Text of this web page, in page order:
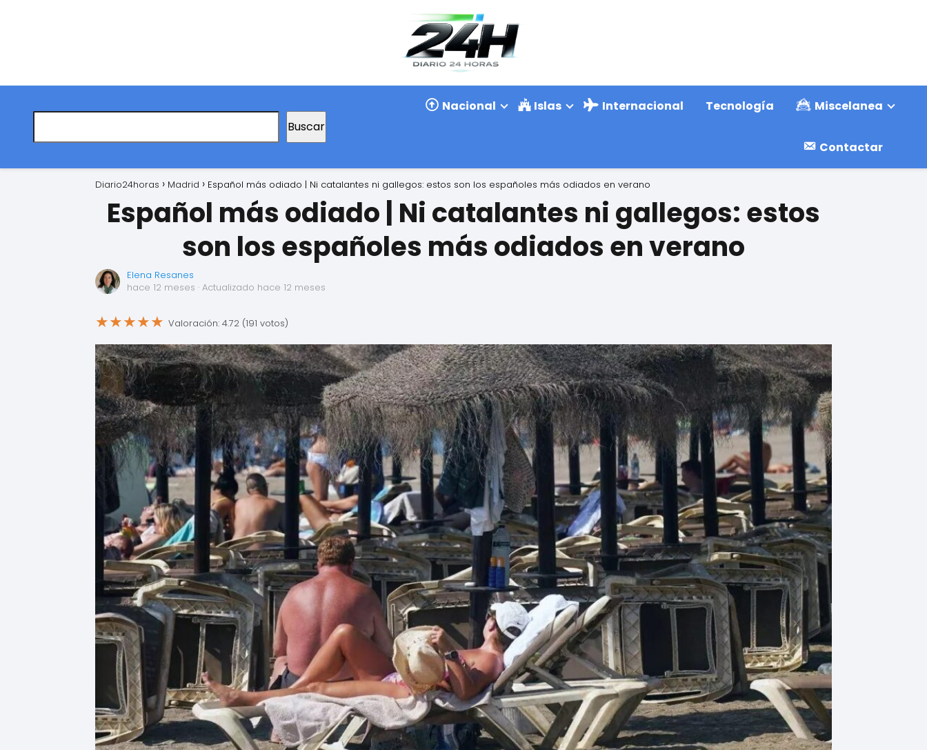
Buscar
Nacional Islas Internacional Tecnología Miscelanea
Contactar
Diario24horas Madrid Español más odiado | Ni catalantes ni gallegos: estos son los españoles más odiados en verano
Español más odiado | Ni catalantes ni gallegos: estos
son los españoles más odiados en verano
Elena Resanes
hace 12 meses · Actualizado hace 12 meses
★★★★★ Valoración: 4.72 (191 votos)